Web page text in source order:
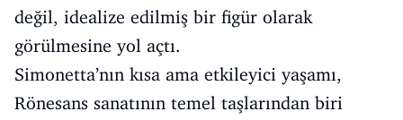
değil, idealize edilmiş bir figür olarak
görülmesine yol açtı.
Simonetta’nın kısa ama etkileyici yaşamı,
Rönesans sanatının temel taşlarından biri